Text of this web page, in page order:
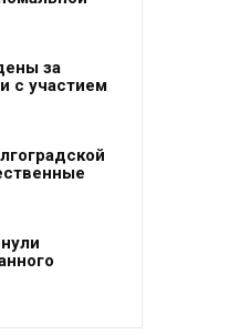
за
с участием